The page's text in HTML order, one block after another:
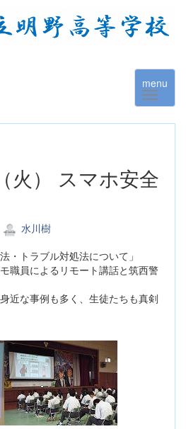
menu
火） スマホ安全
水川樹
・トラブル対処法について」
職員によるリモート講話と筑西警
近な事例も多く、生徒たちも真剣